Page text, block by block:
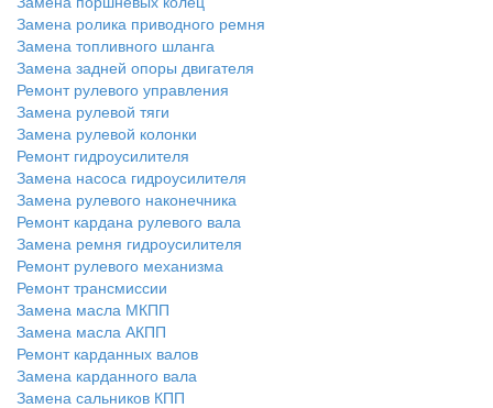
Замена ролика приводного ремня
Замена топливного шланга
Замена задней опоры двигателя
Ремонт рулевого управления
Замена рулевой тяги
Замена рулевой колонки
Ремонт гидроусилителя
Замена насоса гидроусилителя
Замена рулевого наконечника
Ремонт кардана рулевого вала
Замена ремня гидроусилителя
Ремонт рулевого механизма
Ремонт трансмиссии
Замена масла МКПП
Замена масла АКПП
Ремонт карданных валов
Замена карданного вала
Замена сальников КПП